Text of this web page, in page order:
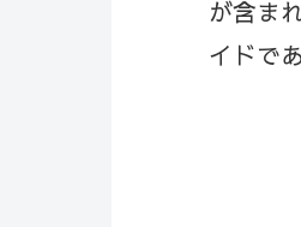
が含ま
イドで